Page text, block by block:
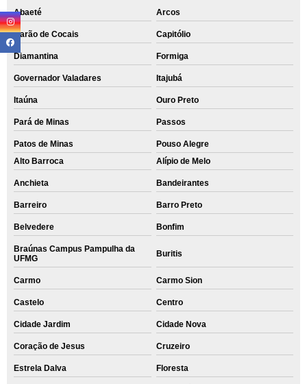
Abaeté Arcos
Barão de Cocais Capitólio
Diamantina Formiga
Governador Valadares Itajubá
Itaúna Ouro Preto
Pará de Minas Passos
Patos de Minas
Pouso Alegre
Alto Barroca
Alípio de Melo
Anchieta Bandeirantes
Barreiro Barro Preto
Belvedere Bonfim
Braúnas Campus Pampulha da
UFMG
Buritis
Carmo Carmo Sion
Castelo Centro
Cidade Jardim Cidade Nova
Coração de Jesus Cruzeiro
Estrela Dalva Floresta